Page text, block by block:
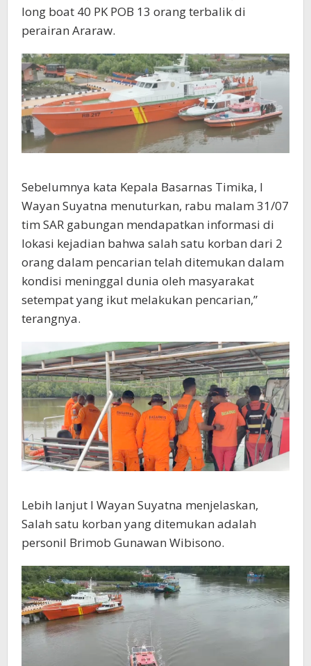
long boat 40 PK POB 13 orang terbalik di
perairan Araraw.
Sebelumnya kata Kepala Basarnas Timika, I
Wayan Suyatna menuturkan, rabu malam 31/07
tim SAR gabungan mendapatkan informasi di
lokasi kejadian bahwa salah satu korban dari 2
orang dalam pencarian telah ditemukan dalam
kondisi meninggal dunia oleh masyarakat
setempat yang ikut melakukan pencarian,”
terangnya.
Lebih lanjut I Wayan Suyatna menjelaskan,
Salah satu korban yang ditemukan adalah
personil Brimob Gunawan Wibisono.